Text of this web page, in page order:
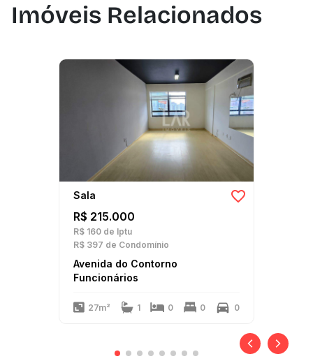
Imóveis Relacionados
Sala
R$ 215.000
R$ 160 de Iptu
R$ 397 de Condomínio
Avenida do Contorno
Funcionários
27m² 1 0 0 0